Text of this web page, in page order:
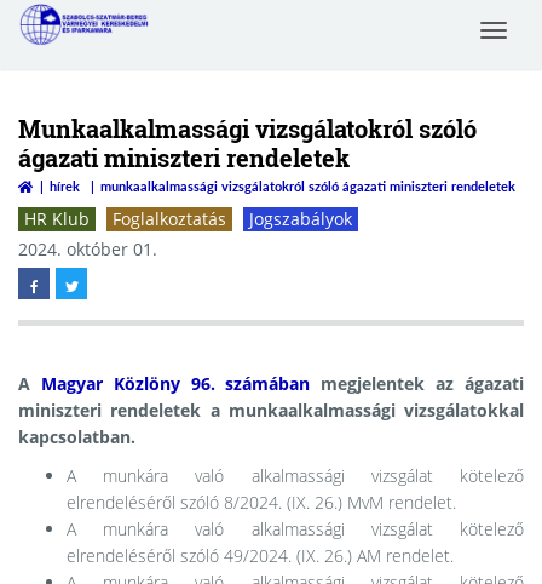
Toggle
Munkaalkalmassági vizsgálatokról szóló
ágazati miniszteri rendeletek
hírek munkaalkalmassági vizsgálatokról szóló ágazati miniszteri rendeletek
HR Klub Foglalkoztatás
Jogszabályok
2024. október 01.
A Magyar Közlöny 96. számában megjelentek az ágazati
miniszteri rendeletek a munkaalkalmassági vizsgálatokkal
kapcsolatban.
A munkára való alkalmassági vizsgálat kötelező
elrendeléséről szóló 8/2024. (IX. 26.) MvM rendelet.
A munkára való alkalmassági vizsgálat kötelező
elrendeléséről szóló 49/2024. (IX. 26.) AM rendelet.